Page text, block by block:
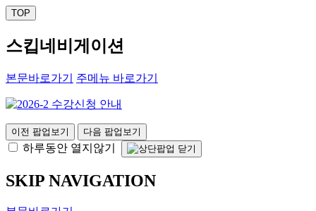
TOP
스킵네비게이션
본문바로가기 주메뉴 바로가기
이전 팝업보기 다음 팝업보기
하루동안 열지않기
SKIP NAVIGATION